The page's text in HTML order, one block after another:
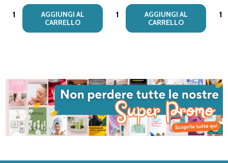
Quantità:
AGGIUNGI AL
CARRELLO
Quantità:
AGGIUNGI AL
CARRELLO